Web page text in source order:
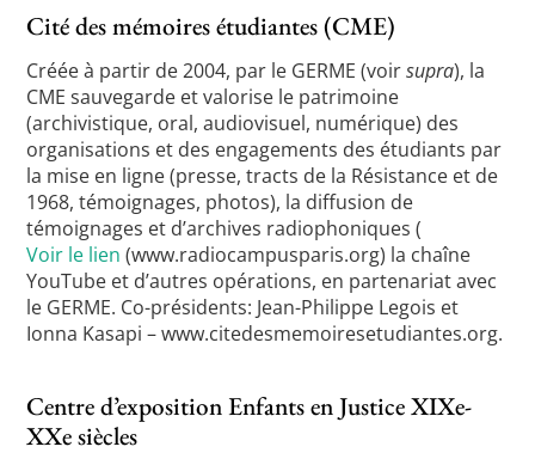
Cité des mémoires étudiantes (CME)
Créée à partir de 2004, par le GERME (voirsupra), la
CME sauvegarde et valorise le patrimoine
(archivistique, oral, audiovisuel, numérique) des
organisations et des engagements des étudiants par
la mise en ligne (presse, tracts de la Résistance et de
1968, témoignages, photos), la diffusion de
témoignages et d’archives radiophoniques (
Voir le lien (www.radiocampusparis.org) la chaîne
YouTube et d’autres opérations, en partenariat avec
le GERME. Co-présidents: Jean-Philippe Legois et
Ionna Kasapi – www.citedesmemoiresetudiantes.org.
Centre d’exposition Enfants en Justice XIXe-
XXe siècles